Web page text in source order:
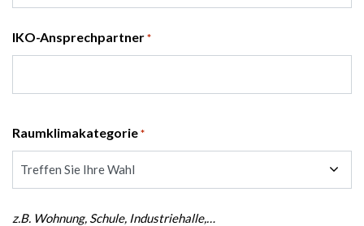
IKO-Ansprechpartner *
Raumklimakategorie *
z.B. Wohnung, Schule, Industriehalle,…